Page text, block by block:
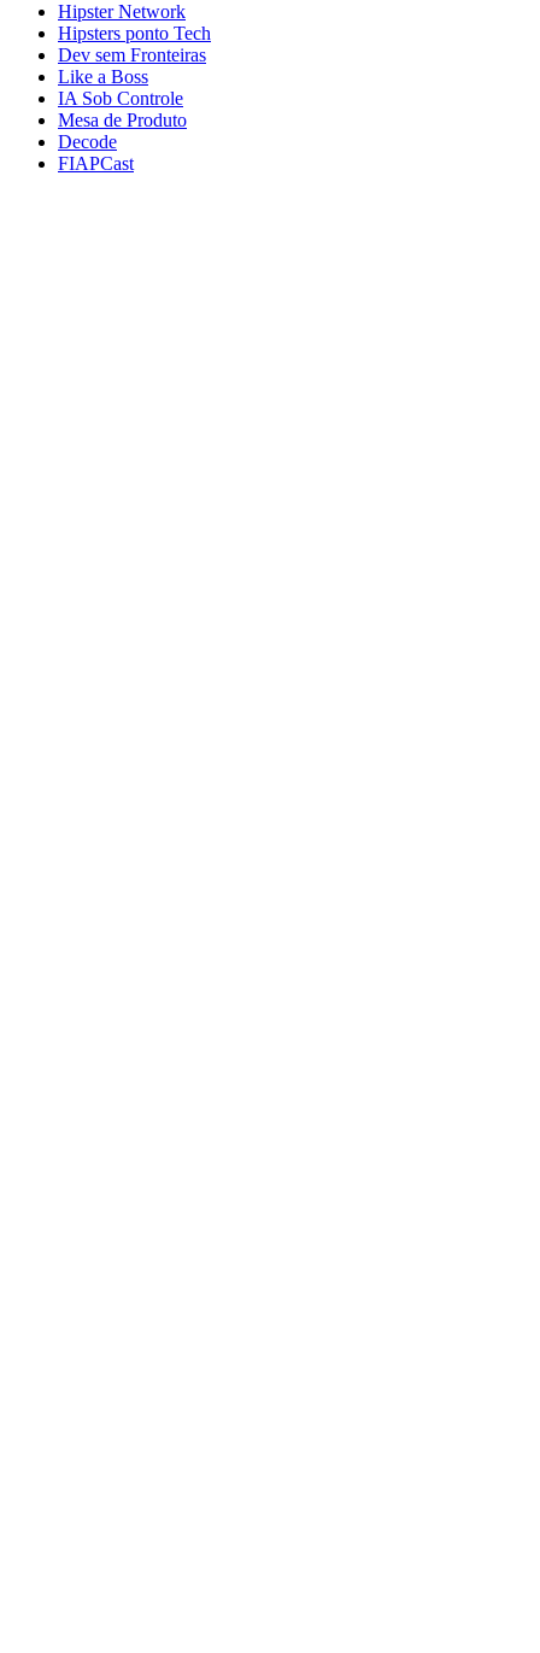
Hipster Network
Hipsters ponto Tech
Dev sem Fronteiras
Like a Boss
IA Sob Controle
Mesa de Produto
Decode
FIAPCast